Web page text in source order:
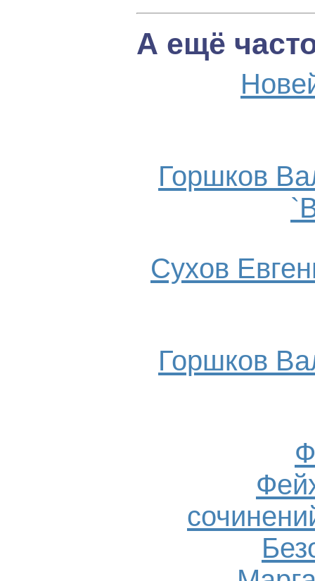
А ещё
Горшков
Сухов
Горшков